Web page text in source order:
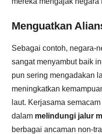
Menguatkan
Sebagai contoh, negara-
sangat menyambut baik
pun sering mengadakan
meningkatkan
laut. Kerjasama
dalam melindungi jalur
berbagai ancaman non-